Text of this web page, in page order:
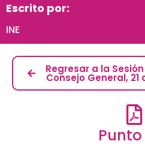
Escrito por:
INE
Regresar a la
Consejo General,
Punto